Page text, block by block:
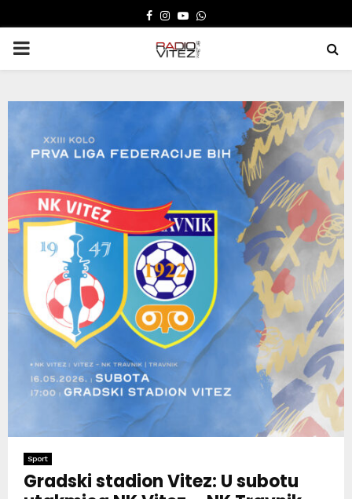
FACEBOOK
INSTAGRAM
YOUTUBE
WHATSAPP
PRIMARY
Sport
Gradski stadion Vitez: U subotu